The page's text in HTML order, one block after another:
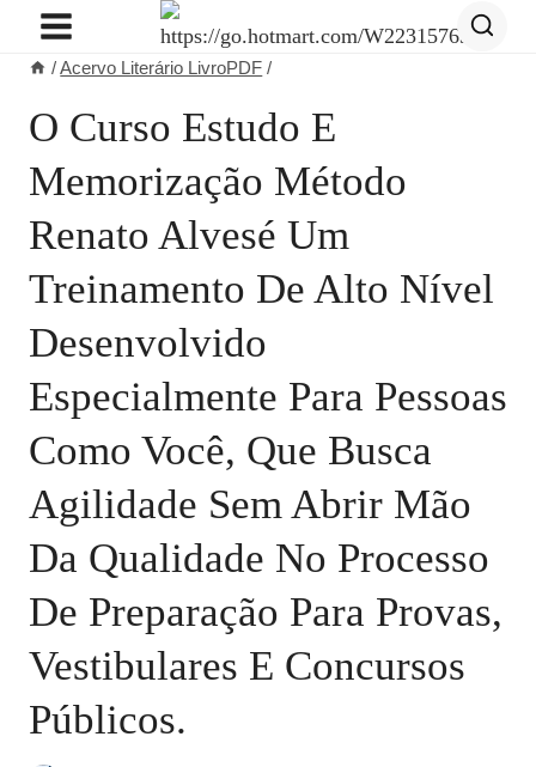
Pular
Conteúdo
/Acervo Literário LivroPDF /
O Curso Estudo E
Memorização Método
Renato Alvesé Um
Treinamento De Alto Nível
Desenvolvido
Especialmente Para Pessoas
Como Você, Que Busca
Agilidade Sem Abrir Mão
Da Qualidade No Processo
De Preparação Para Provas,
Vestibulares E Concursos
Públicos.